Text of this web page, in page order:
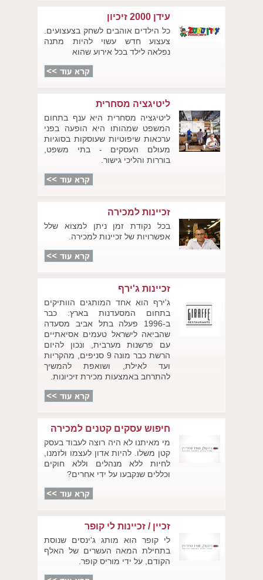
עידן 2000 זיכיון
כל הילדים אוהבים לשחק בצעצועים.
צעצוע חדש עשוי להיות מתנה
נפלאה לילד בכל אירוע שהוא
ליטיגציה מסחרית
ליטיגציה מסחרית היא ענף בתחום
המשפט שמהותו היא הופעה בפני
ערכאות שיפוטיות שעוסקות בסוגיות
מעולם העסקים - בתי משפט,
בוררות והליכי גישור.
זכיינות למכירה
בכל נקודת זמן ניתן למצוא שלל
אפשרויות של זכיינות למכירה.
זכיינות ג'ירף
ג'ירף הוא אחד המותגים הוותיקים
בתחום המסעדנות בארץ: כבר
ב-1996 פעלה בתל אביב מסעדה
שהביאה לישראל טעמים אסיאתיים
עם פרשנות מערבית, ונכון להיום
הרשת כבר מונה 9 סניפים, מהקריות
ועד לאילת, ושואפת להמשיך
להתרחב באמצעות מכירת זיכיונות.
חיפוש עסקים קטנים למכירה
מי מאיתנו לא היה רוצה לעבוד בעסק
קטן משלו. להיות אדון לעצמו ולזמנו,
לחיות ללא מנהלים וללא חוקים
וכללים שנקבעו על ידי אחרים?
זכיין / זכיינות לי קופר
לי קופר הוא מותג ג'ינסים שנוסת
בתחילת המאה העשרים של האלף
הקודם, על ידי מוריס קופר.